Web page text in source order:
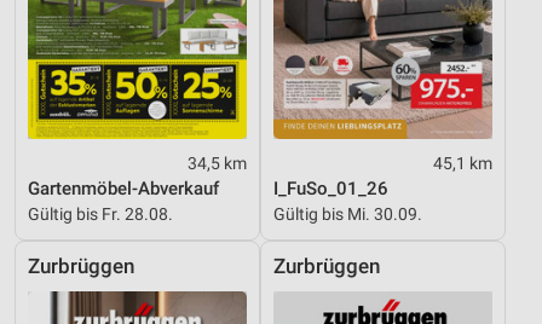
34,5 km
Gartenmöbel-Abverkauf
Gültig bis Fr. 28.08.
45,1 km
I_FuSo_01_26
Gültig bis Mi. 30.09.
Zurbrüggen Zurbrüggen